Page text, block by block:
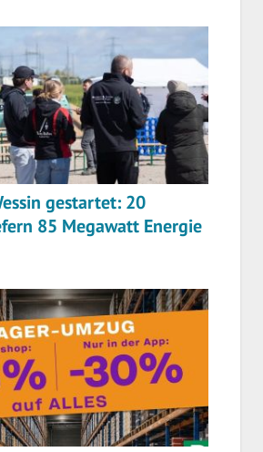
gestartet: 20
85 Megawatt Energie